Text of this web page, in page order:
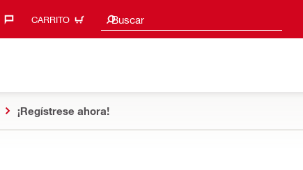
CARRITO Buscar
Sugerencias de búsqueda
¡Regístrese ahora!